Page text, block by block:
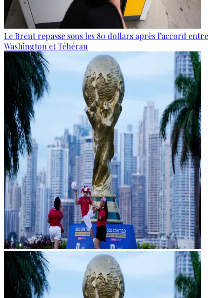
Le Brent repasse sous les 80 dollars après l’accord entre
Washington et Téhéran